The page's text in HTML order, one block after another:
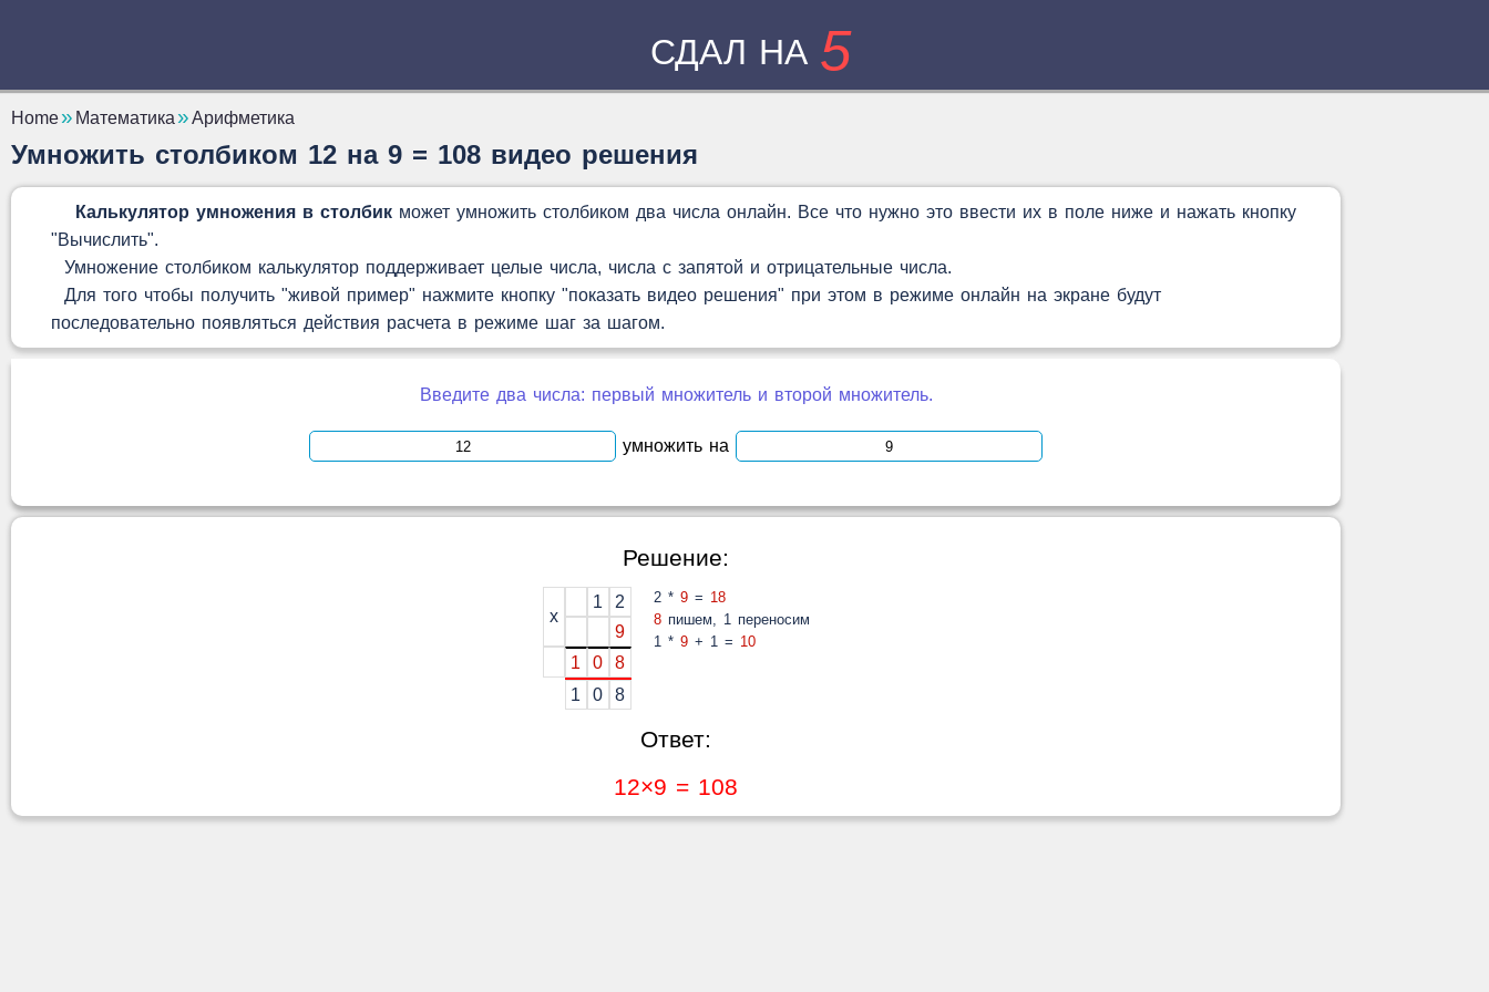
СДАЛ НА 5
Home Математика Арифметика
Умножить столбиком 12 на 9 = 108 видео решения
Калькулятор умножения в столбик может умножить столбиком два числа онлайн. Все что нужно это ввести их в поле ниже и нажать кнопку
"Вычислить".
Умножение столбиком калькулятор поддерживает целые числа, числа с запятой и отрицательные числа.
Для того чтобы получить "живой пример" нажмите кнопку "показать видео решения" при этом в режиме онлайн на экране будут
последовательно появляться действия расчета в режиме шаг за шагом.
Введите два числа: первый множитель и второй множитель.
умножить на
Решение:
x
1
2
9
1
0
8
1
0 8
2 * 9= 18
8пишем, 1 переносим
1 * 9+ 1 = 10
Ответ:
12×9 = 108